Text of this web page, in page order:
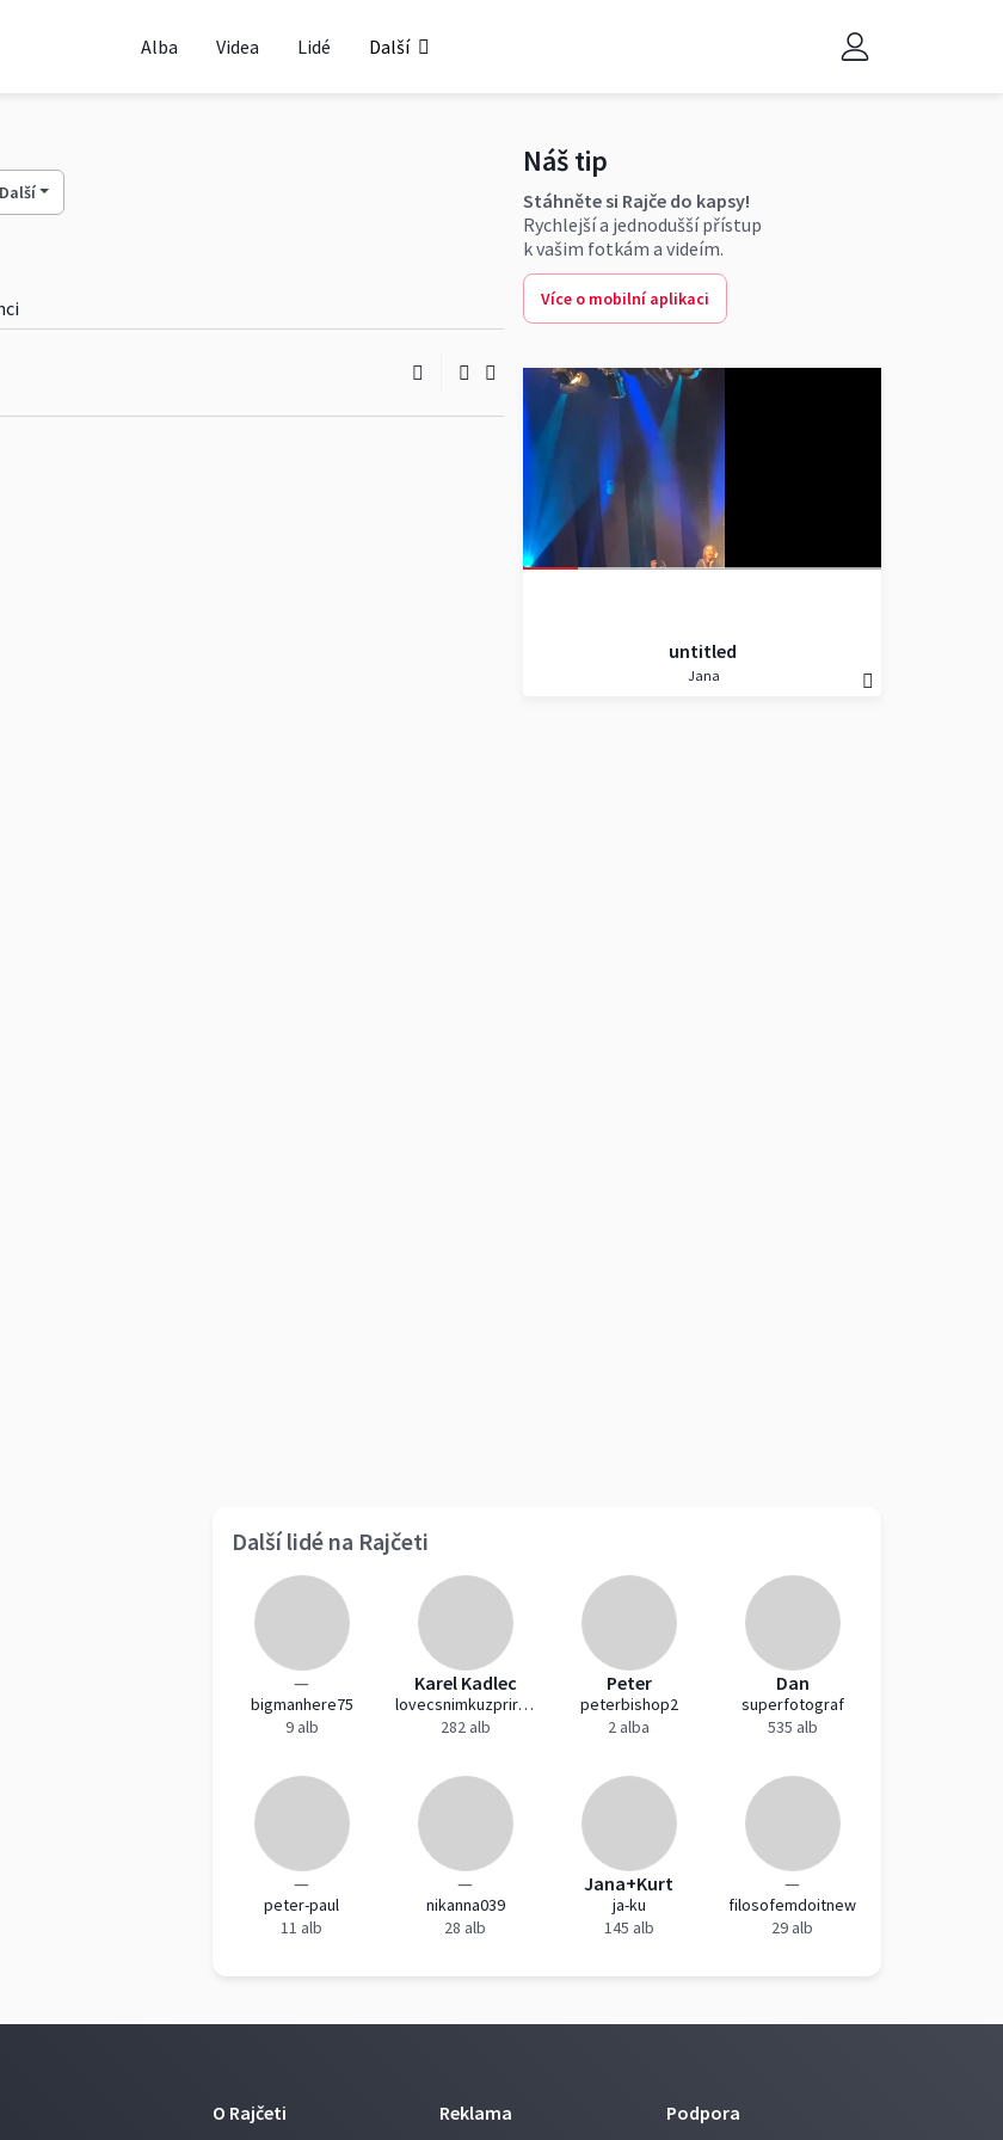
Alba Videa Lidé Další
Další
Náš tip
Stáhněte si Rajče do kapsy!
Rychlejší a jednodušší přístup
k vašim fotkám a videím.
Více o mobilní aplikaci
untitled
Jana
Další lidé na Rajčeti
—
bigmanhere75
9 alb
Karel Kadlec
lovecsnimkuzprirody
282 alb
Peter
peterbishop2
2 alba
Dan
superfotograf
535 alb
—
peter-paul
11 alb
—
nikanna039
28 alb
Jana+Kurt
ja-ku
145 alb
—
filosofemdoitnew
29 alb
O Rajčeti Reklama Podpora